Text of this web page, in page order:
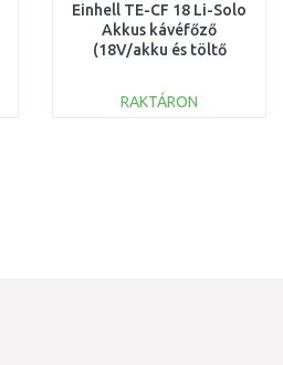
Einhell TE-CF 18 Li-Solo
Akkus kávéfőző
(18V/akku és töltő
RAKTÁRON